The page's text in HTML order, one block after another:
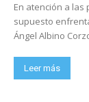
En atención a
supuesto
Ángel Albino
Leer más